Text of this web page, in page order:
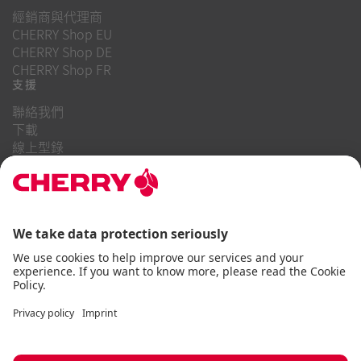
經銷商與代理商
CHERRY Shop EU
CHERRY Shop DE
CHERRY Shop FR
支援
聯絡我們
下載
線上型錄
關於我們
舉報系統
商業行為守則